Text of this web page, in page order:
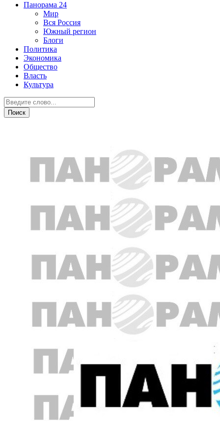
Панорама 24
Мир
Вся Россия
Южный регион
Блоги
Политика
Экономика
Общество
Власть
Культура